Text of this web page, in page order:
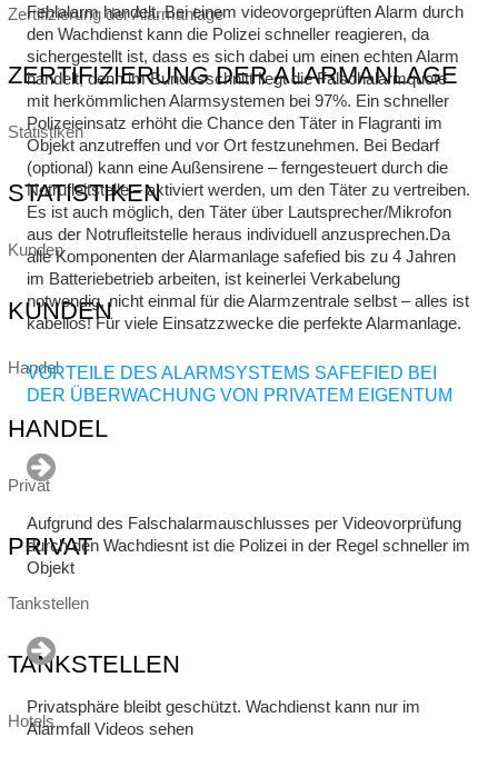
Zertifizierung der Alarmanlage
ZERTIFIZIERUNG DER ALARMANLAGE
Statistiken
STATISTIKEN
Kunden
KUNDEN
Handel
HANDEL
Privat
PRIVAT
Tankstellen
TANKSTELLEN
Hotels
Fehlalarm handelt. Bei einem videovorgeprüften Alarm durch
den Wachdienst kann die Polizei schneller reagieren, da
sichergestellt ist, dass es sich dabei um einen echten Alarm
handelt, denn im Bundesschnitt liegt die Falschalarmquote
mit herkömmlichen Alarmsystemen bei 97%. Ein schneller
Polizeieinsatz erhöht die Chance den Täter in Flagranti im
Objekt anzutreffen und vor Ort festzunehmen. Bei Bedarf
(optional) kann eine Außensirene – ferngesteuert durch die
Notrufleitstelle – aktiviert werden, um den Täter zu vertreiben.
Es ist auch möglich, den Täter über Lautsprecher/Mikrofon
aus der Notrufleitstelle heraus individuell anzusprechen.Da
alle Komponenten der Alarmanlage safefied bis zu 4 Jahren
im Batteriebetrieb arbeiten, ist keinerlei Verkabelung
notwendig, nicht einmal für die Alarmzentrale selbst – alles ist
kabellos! Für viele Einsatzzwecke die perfekte Alarmanlage.
VORTEILE DES ALARMSYSTEMS SAFEFIED BEI
DER ÜBERWACHUNG VON PRIVATEM EIGENTUM
Aufgrund des Falschalarmauschlusses per Videovorprüfung
durch den Wachdiesnt ist die Polizei in der Regel schneller im
Objekt
Privatsphäre bleibt geschützt. Wachdienst kann nur im
Alarmfall Videos sehen